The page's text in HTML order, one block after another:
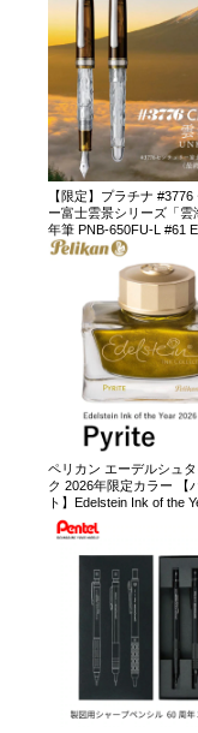
【限定】プラチナ #3776
ー富士雲景シリーズ「雲
年筆 PNB-650FU-L #61
ペリカン エーデルシュ
ク 2026年限定カラー 【
ト】Edelstein Ink of the